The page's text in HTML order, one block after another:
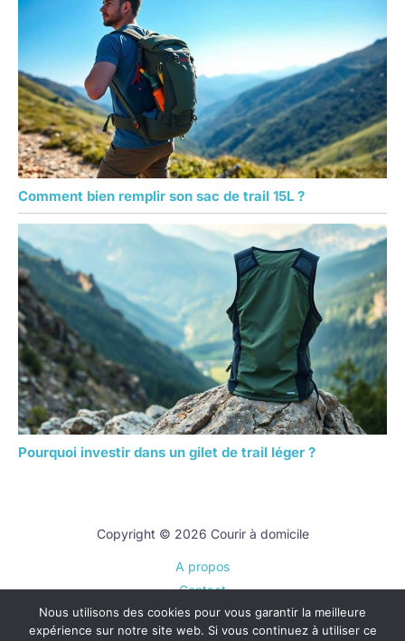
Comment bien remplir son sac de trail 15L ?
Pourquoi investir dans un gilet de trail léger ?
Copyright © 2026 Courir à domicile
A propos
Contact
Plan du site
Mentions légales
Nous utilisons des cookies pour vous garantir la meilleure
expérience sur notre site web. Si vous continuez à utiliser ce